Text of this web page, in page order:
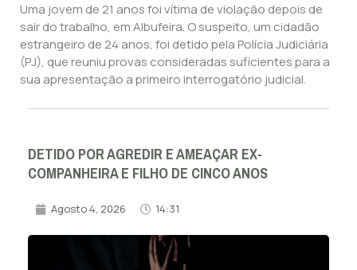
Uma jovem de 21 anos foi vítima de violação depois de
sair do trabalho, em Albufeira. O suspeito, um cidadão
estrangeiro de 24 anos, foi detido pela Polícia Judiciária
(PJ), que reuniu provas consideradas suficientes para a
sua apresentação a primeiro interrogatório judicial.
DETIDO POR AGREDIR E AMEAÇAR EX-
COMPANHEIRA E FILHO DE CINCO ANOS
Agosto 4, 2026 14:31